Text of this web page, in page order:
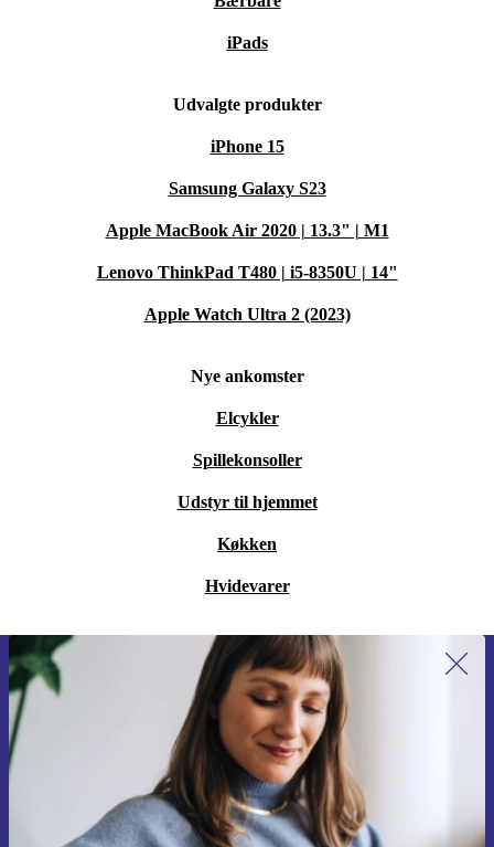
iPads
Udvalgte produkter
iPhone 15
Samsung Galaxy S23
Apple MacBook Air 2020 | 13.3" | M1
Lenovo ThinkPad T480 | i5-8350U | 14"
Apple Watch Ultra 2 (2023)
Nye ankomster
Elcykler
Spillekonsoller
Udstyr til hjemmet
Køkken
Hvidevarer
Tilmeld dig vores nyhedsbrev for
første gang og spar 115 kr!
Gå aldrig glip af et tilbud igen.